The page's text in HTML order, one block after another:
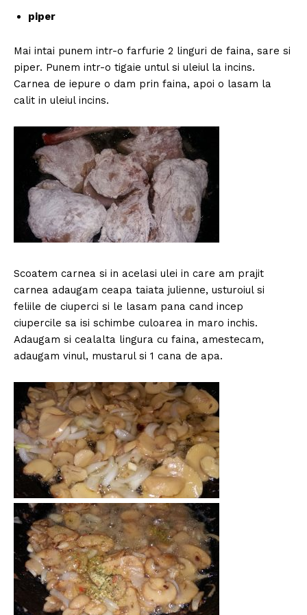
piper
Mai intai punem intr-o farfurie 2 linguri de faina, sare si
piper. Punem intr-o tigaie untul si uleiul la incins.
Carnea de iepure o dam prin faina, apoi o lasam la
calit in uleiul incins.
Scoatem carnea si in acelasi ulei in care am prajit
carnea adaugam ceapa taiata julienne, usturoiul si
feliile de ciuperci si le lasam pana cand incep
ciupercile sa isi schimbe culoarea in maro inchis.
Adaugam si cealalta lingura cu faina, amestecam,
adaugam vinul, mustarul si 1 cana de apa.